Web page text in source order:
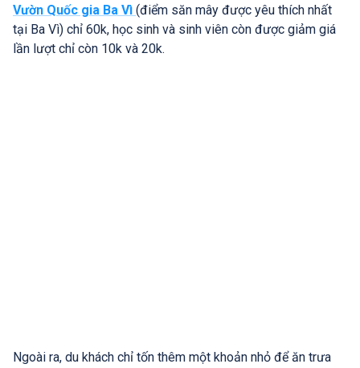
Vườn Quốc gia Ba Vì (điểm săn mây được yêu thích nhất
tại Ba Vì) chỉ 60k, học sinh và sinh viên còn được giảm giá
lần lượt chỉ còn 10k và 20k.
Ngoài ra, du khách chỉ tốn thêm một khoản nhỏ để ăn trưa